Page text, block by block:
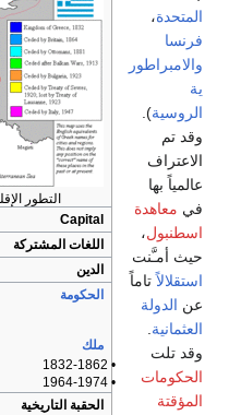
التطور
Capital
اللغات المشتركة
الدين
الحكومة
ملك
• 1832-1862
• 1964-1974
الحقبة التاريخية
المتحدة،
فرنسا
والامبراطور
ية
الروسية).
وقد تم
الاعتراف
عالمياً بها
في معاهدة
اسطنبول،
حيث أمـَّنت
استقلالاًتاماً
عن الدولة
العثمانية
وقد تلت
الحكومات
المؤقتة